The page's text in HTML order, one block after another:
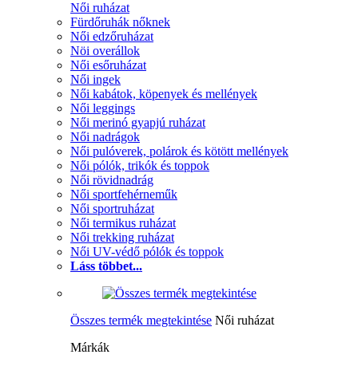
Női ruházat
Fürdőruhák nőknek
Női edzőruházat
Nöi overállok
Női esőruházat
Női ingek
Női kabátok, köpenyek és mellények
Női leggings
Női merinó gyapjú ruházat
Női nadrágok
Női pulóverek, polárok és kötött mellények
Női pólók, trikók és toppok
Női rövidnadrág
Női sportfehérneműk
Női sportruházat
Női termikus ruházat
Női trekking ruházat
Női UV-védő pólók és toppok
Láss többet...
Összes termék megtekintése Női ruházat
Márkák